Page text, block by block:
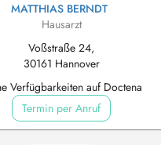
MATTHIAS BERNDT
Hausarzt
Voßstraße 24,
30161 Hannover
Verfügbarkeiten auf Doctena
Termin per Anruf